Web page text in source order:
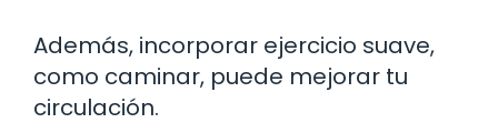
Además, incorporar ejercicio suave,
como caminar, puede mejorar tu
circulación.